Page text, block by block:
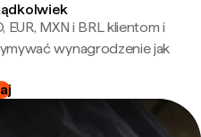
MXN i BRL klientom i
wynagrodzenie jak